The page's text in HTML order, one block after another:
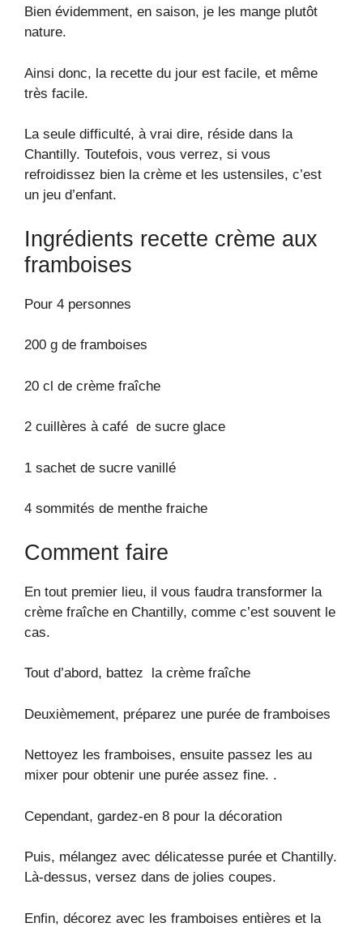
Bien évidemment, en saison, je les mange plutôt
nature.
Ainsi donc, la recette du jour est facile, et même
très facile.
La seule difficulté, à vrai dire, réside dans la
Chantilly. Toutefois, vous verrez, si vous
refroidissez bien la crème et les ustensiles, c’est
un jeu d’enfant.
Ingrédients recette crème aux
framboises
Pour 4 personnes
200 g de framboises
20 cl de crème fraîche
2 cuillères à café de sucre glace
1 sachet de sucre vanillé
4 sommités de menthe fraiche
Comment faire
En tout premier lieu, il vous faudra transformer la
crème fraîche en Chantilly, comme c’est souvent le
cas.
Tout d’abord, battez la crème fraîche
Deuxièmement, préparez une purée de framboises
Nettoyez les framboises, ensuite passez les au
mixer pour obtenir une purée assez fine. .
Cependant, gardez-en 8 pour la décoration
Puis, mélangez avec délicatesse purée et Chantilly.
Là-dessus, versez dans de jolies coupes.
Enfin, décorez avec les framboises entières et la